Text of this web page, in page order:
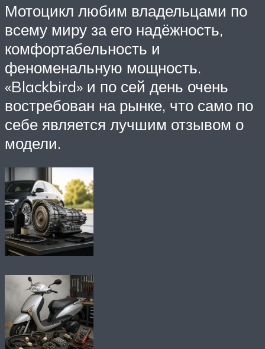
Мотоцикл любим владельцами по
всему миру за его надёжность,
комфортабельность и
феноменальную мощность.
«Blackbird» и по сей день очень
востребован на рынке, что само по
себе является лучшим отзывом о
модели.